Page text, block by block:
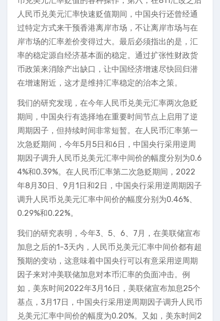
人民币兑美元汇率快速贬值期间，中国央行还曾经通
过特定方式来干预香港离岸市场，不让离岸市场与在
岸市场的汇率差价变得过大。最后必须指出的是，汇
率的稳定源自经济基本面的稳定。通过扩张性财政货
币政策来消除产出缺口，让中国经济增速尽快回归潜
在增速附近，这才是维持汇率稳定的治本之策。
我们的研究发现，在今年人民币兑美元汇率两次急贬
期间，中国央行有选择地在重要时间节点上启用了逆
周期因子，但持续时间非常短暂。在人民币汇率第一
次急贬期间，今年5月5日和6日，中国央行采用逆周
期因子调升人民币兑美元汇率中间价的幅度分别为0.6
4%和0.39%。在人民币汇率第二次急贬期间，2022
年8月30日、9月1日和2日，中国央行采用逆周期因子
调升人民币兑美元汇率中间价的幅度分别为0.46%、
0.29%和0.22%。
我们的研究表明，今年3、5、6、7月，在美联储宣布
加息之后的1-3天内，人民币兑美元汇率中间价都有超
预期的变动，这意味着中国央行可以有意采用逆周期
因子来对冲美联储加息对本币汇率的负面冲击。例
如，美东时间2022年3月16日，美联储宣布加息25个
基点，3月17日，中国央行采用逆周期因子调升人民币
兑美元汇率中间价的幅度为0.20%。又如，美东时间2